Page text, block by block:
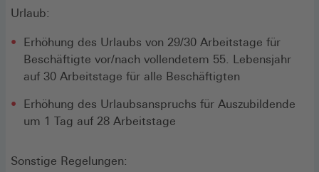
Urlaub:
Erhöhung des Urlaubs von 29/30 Arbeitstage für
Beschäftigte vor/nach vollendetem 55. Lebensjahr
auf 30 Arbeitstage für alle Beschäftigten
Erhöhung des Urlaubsanspruchs für Auszubildende
um 1 Tag auf 28 Arbeitstage
Sonstige Regelungen: